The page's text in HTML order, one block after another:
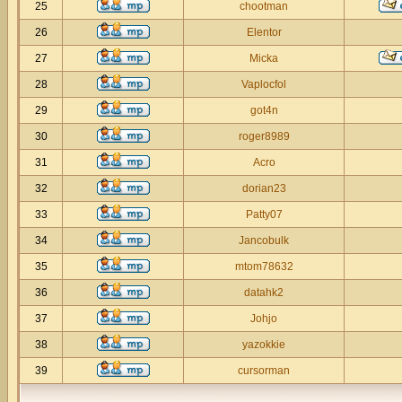
25 chootman
26 Elentor
27 Micka
28 Vaplocfol
29 got4n
30 roger8989
31 Acro
32 dorian23
33 Patty07
34 Jancobulk
35 mtom78632
36 datahk2
37 Johjo
38 yazokkie
39 cursorman